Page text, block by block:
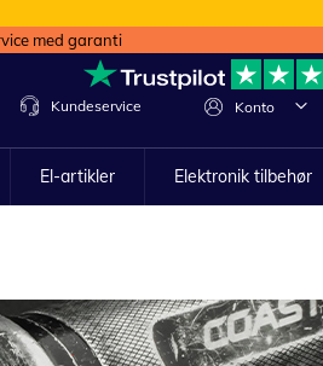
med garanti
Konto
Lave
Kundeservice
El-artikler Elektronik tilbehør